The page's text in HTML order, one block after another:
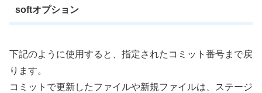
softオプション
下記のように使用すると、指定されたコミット番号まで戻
ります。
コミットで更新したファイルや新規ファイルは、ステージ